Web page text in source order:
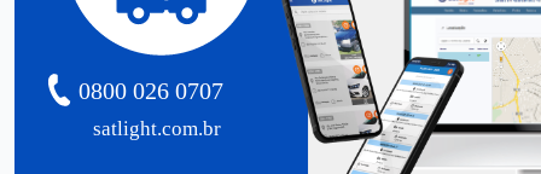
satlight.com.br
0800 026 0707